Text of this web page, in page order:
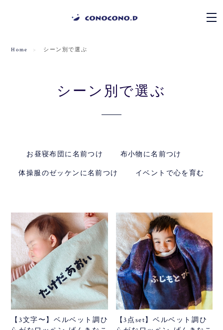
Home シーン別で選ぶ
シーン別で選ぶ
お昼寝布団に名前つけ 布小物に名前つけ
体操服のゼッケンに名前つけ イベントで心を育む
【3文字〜】ベルベット調ひ
【3点set】ベルベット調ひ